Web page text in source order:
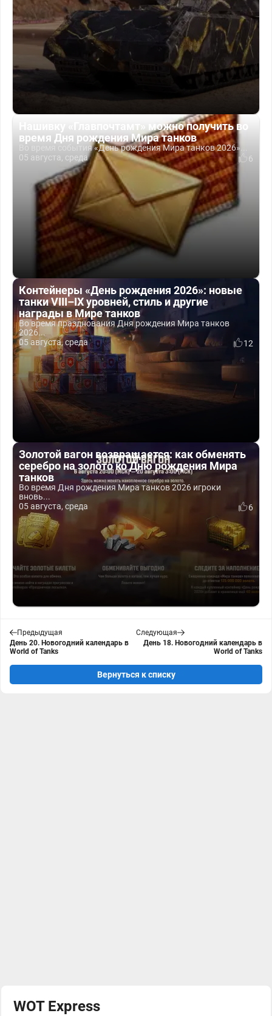
Нашивку «Главпочтамт» можно получить во
время Дня рождения Мира танков
Во время события «День рождения Мира танков 2026»...
05 августа, среда
6
Контейнеры «День рождения 2026»: новые
танки VIII–IX уровней, стиль и другие
награды в Мире танков
Во время празднования Дня рождения Мира танков
2026...
05 августа, среда
12
Золотой вагон возвращается: как обменять
серебро на золото ко Дню рождения Мира
танков
Во время Дня рождения Мира танков 2026 игроки
вновь...
05 августа, среда
6
Предыдущая
День 20. Новогодний календарь в
World of Tanks
Следующая
День 18. Новогодний календарь в
World of Tanks
Вернуться к списку
WOT Express